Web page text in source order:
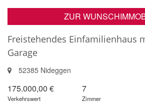
ZUR
Freistehendes Einfamilienhaus
Garage
52385 Nideggen
175.000,00 €
Verkehrswert
7
Zimmer